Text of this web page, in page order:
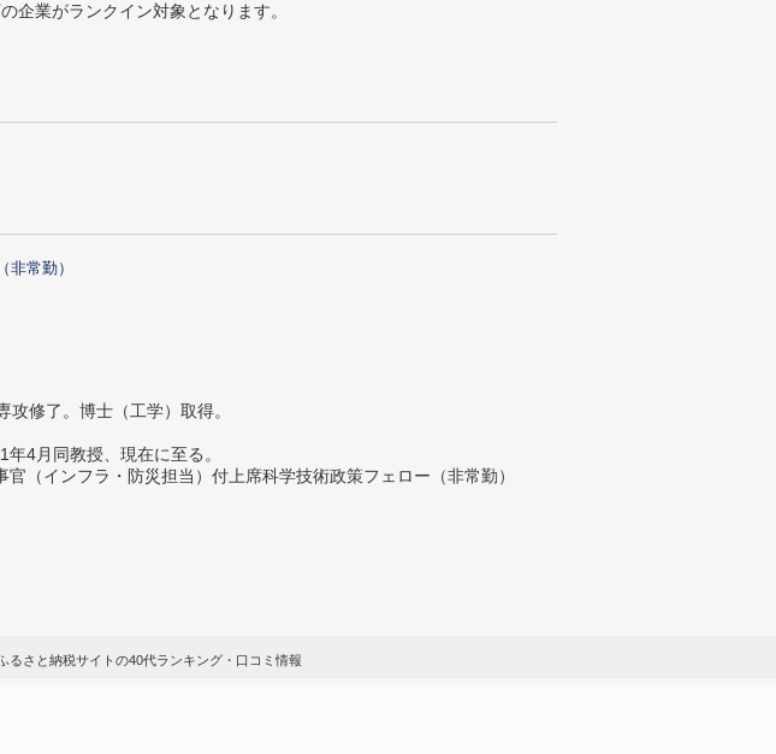
企業がランクイン対象となります。
常勤）
修了。博士（工学）取得。
4月同教授、現在に至る。
（インフラ・防災担当）付上席科学技術政策フェロー（非常勤）
るさと納税サイトの40代ランキング・口コミ情報